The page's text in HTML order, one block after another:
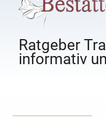
Ratgeber
informativ